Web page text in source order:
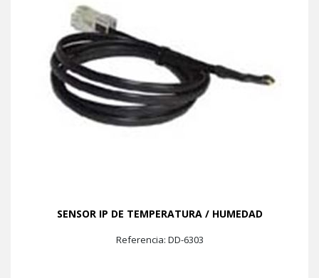
SENSOR IP DE TEMPERATURA / HUMEDAD
Referencia: DD-6303